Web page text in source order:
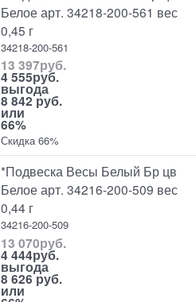
Белое арт. 34218-200-561 вес
0,45 г
34218-200-561
13 397руб.
4 555руб.
выгода
8 842 руб.
или
66%
Скидка 66%
*Подвеска Весы Белый Бр цв
Белое арт. 34216-200-509 вес
0,44 г
34216-200-509
13 070руб.
4 444руб.
выгода
8 626 руб.
или